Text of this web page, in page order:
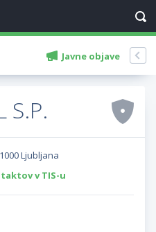
Javne objave
S.P.
Ljubljana
v TIS-u